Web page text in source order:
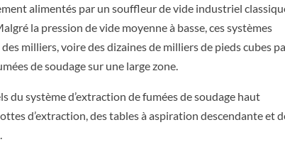
alimentés par un souffleur de vide industriel
la pression de vide moyenne à basse, ces systèmes
milliers, voire des dizaines de milliers de pieds cubes
de soudage sur une large zone.
du système d’extraction de fumées de soudage haut
d’extraction, des tables à aspiration descendante et